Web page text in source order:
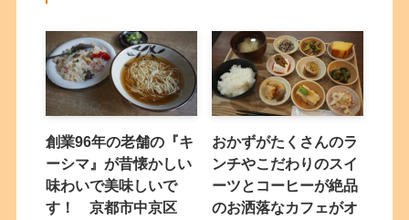
創業96年の老舗の『キ
ーシマ』が昔懐かしい
味わいで美味しいで
す！ 京都市中京区
おかずがたくさんのラ
ンチやこだわりのスイ
ーツとコーヒーが絶品
のお洒落なカフェがオ